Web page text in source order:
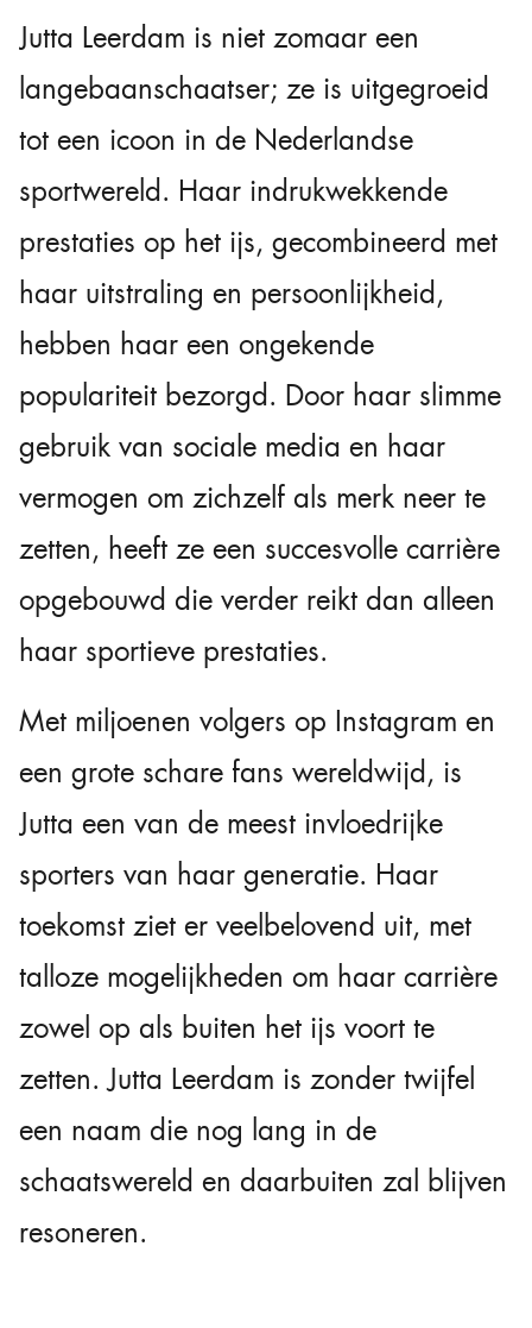
Jutta Leerdam is niet zomaar een
langebaanschaatser; ze is uitgegroeid
tot een icoon in de Nederlandse
sportwereld. Haar indrukwekkende
prestaties op het ijs, gecombineerd met
haar uitstraling en persoonlijkheid,
hebben haar een ongekende
populariteit bezorgd. Door haar slimme
gebruik van sociale media en haar
vermogen om zichzelf als merk neer te
zetten, heeft ze een succesvolle carrière
opgebouwd die verder reikt dan alleen
haar sportieve prestaties.
Met miljoenen volgers op Instagram en
een grote schare fans wereldwijd, is
Jutta een van de meest invloedrijke
sporters van haar generatie. Haar
toekomst ziet er veelbelovend uit, met
talloze mogelijkheden om haar carrière
zowel op als buiten het ijs voort te
zetten. Jutta Leerdam is zonder twijfel
een naam die nog lang in de
schaatswereld en daarbuiten zal blijven
resoneren.